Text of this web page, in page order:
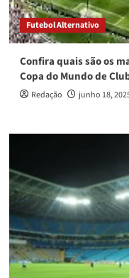
Futebol Alternativo
Confira quais são os
Copa do Mundo de
Redação junho 18,